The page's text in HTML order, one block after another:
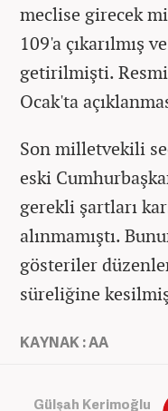
meclise girecek
109'a çıkarılmış
getirilmişti.
Ocak'ta
Son milletvekili
eski
gerekli şartları
alınmamıştı.
gösteriler
süreliğine
KAYNAK : AA
Gülşah Kerimoğlu